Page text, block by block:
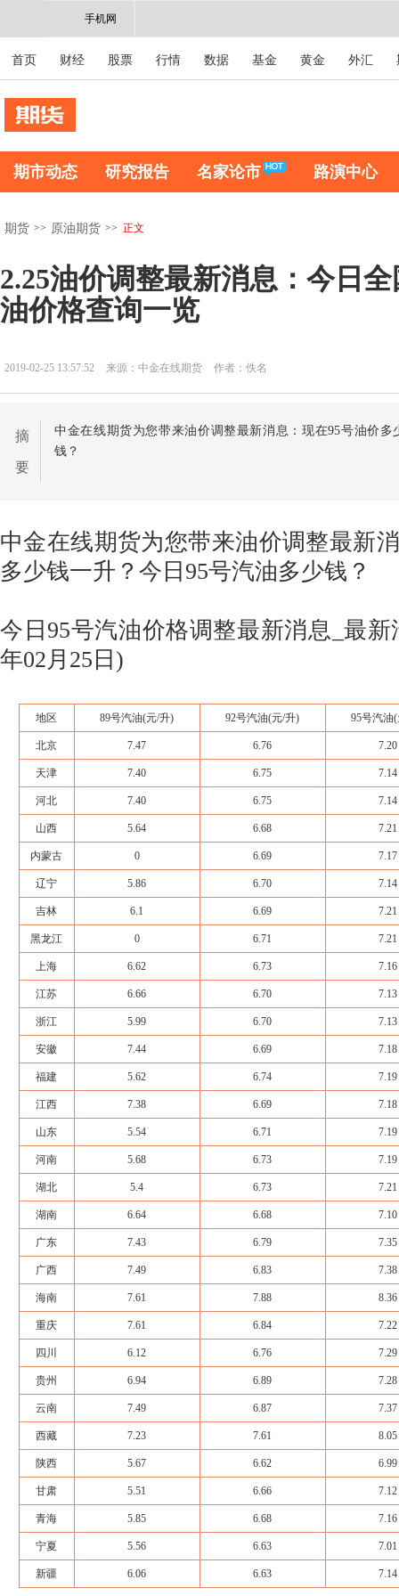
手机网
首页 财经 股票 行情 数据 基金 黄金 外汇
期市动态 研究报告 名家论市 路演中心
期货 >> 原油期货 >> 正文
2.25油价调整最新消息：今日
油价格查询一览
2019-02-25 13:57:52 来源：中金在线期货 作者：佚名
摘
要
中金在线期货为您带来油价调整最新消息：现在95号油价多
钱？
中金在线期货为您带来油价调整最新
多少钱一升？今日95号汽油多少钱？
今日95号汽油价格调整最新消息_最新
年02月25日)
地区 89号汽油(元/升) 92号汽油(元/升) 95号汽油
北京 7.47 6.76 7.20
天津 7.40 6.75 7.14
河北 7.40 6.75 7.14
山西 5.64 6.68 7.21
内蒙古 0 6.69 7.17
辽宁 5.86 6.70 7.14
吉林 6.1 6.69 7.21
黑龙江 0 6.71 7.21
上海 6.62 6.73 7.16
江苏 6.66 6.70 7.13
浙江 5.99 6.70 7.13
安徽 7.44 6.69 7.18
福建 5.62 6.74 7.19
江西 7.38 6.69 7.18
山东 5.54 6.71 7.19
河南 5.68 6.73 7.19
湖北 5.4 6.73 7.21
湖南 6.64 6.68 7.10
广东 7.43 6.79 7.35
广西 7.49 6.83 7.38
海南 7.61 7.88 8.36
重庆 7.61 6.84 7.22
四川 6.12 6.76 7.29
贵州 6.94 6.89 7.28
云南 7.49 6.87 7.37
西藏 7.23 7.61 8.05
陕西 5.67 6.62 6.99
甘肃 5.51 6.66 7.12
青海 5.85 6.68 7.16
宁夏 5.56 6.63 7.01
新疆 6.06 6.63 7.14